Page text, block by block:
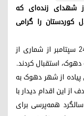
از شهدای زنده‌ای که
کوردستان را گرامی
پرزیدنت مسعود بارزانی، امروز سه‌شنبه ۲۴ سپتامبر از شماری از
استقبال کردند.
سپتامبر با پای پیاده از شهر دهوک به
این اقدام دیدار با
همه‌پرسی برای